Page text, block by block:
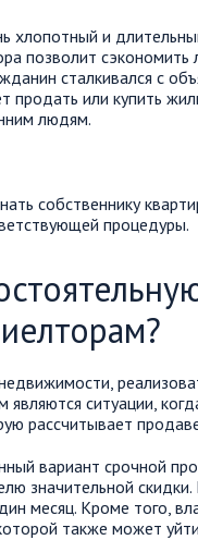
хлопотный и
позволит
сталкивался с
продать или купить
людям.
собственнику
процедуры.
ситуации,
рассчитывает
вариант срочной
значительной
месяц. Кроме того,
также может